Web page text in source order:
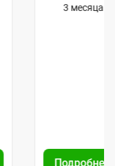
3 месяца
Подробней